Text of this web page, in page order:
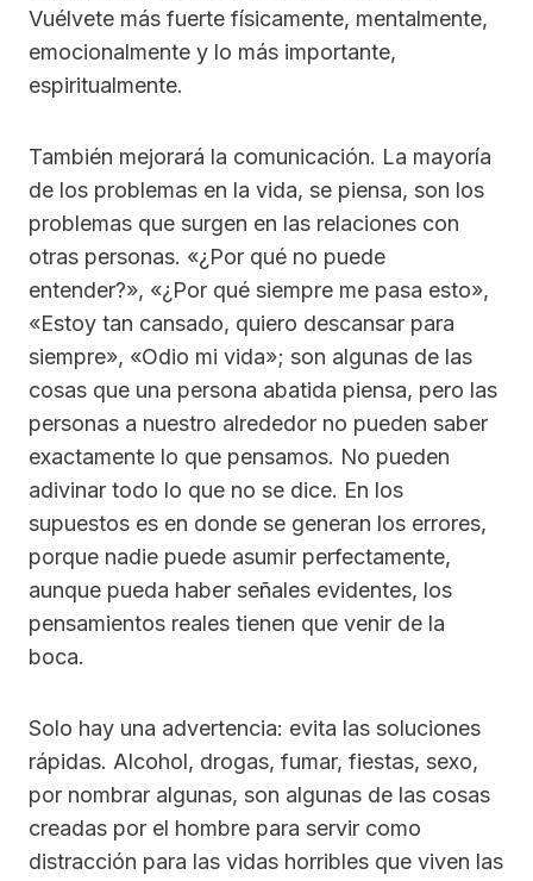
Vuélvete más fuerte físicamente, mentalmente,
emocionalmente y lo más importante,
espiritualmente.
También mejorará la comunicación. La mayoría
de los problemas en la vida, se piensa, son los
problemas que surgen en las relaciones con
otras personas. «¿Por qué no puede
entender?», «¿Por qué siempre me pasa esto»,
«Estoy tan cansado, quiero descansar para
siempre», «Odio mi vida»; son algunas de las
cosas que una persona abatida piensa, pero las
personas a nuestro alrededor no pueden saber
exactamente lo que pensamos. No pueden
adivinar todo lo que no se dice. En los
supuestos es en donde se generan los errores,
porque nadie puede asumir perfectamente,
aunque pueda haber señales evidentes, los
pensamientos reales tienen que venir de la
boca.
Solo hay una advertencia: evita las soluciones
rápidas. Alcohol, drogas, fumar, fiestas, sexo,
por nombrar algunas, son algunas de las cosas
creadas por el hombre para servir como
distracción para las vidas horribles que viven las